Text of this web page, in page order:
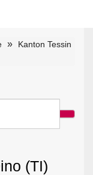
Kanton Tessin
(TI)